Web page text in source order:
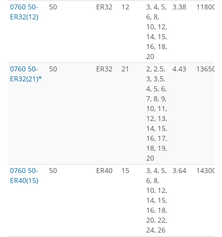
0760 50-
ER32(12)
50 ER32 12
3, 4, 5,
6, 8,
10, 12,
14, 15,
16, 18,
20
3.38 11800
0760 50-
ER32(21)*
50 ER32 21
2, 2.5,
3, 3.5,
4, 5, 6,
7, 8, 9,
10, 11,
12, 13,
14, 15,
16, 17,
18, 19,
20
4.43 13650
0760 50-
ER40(15)
50 ER40 15
3, 4, 5,
6, 8,
10, 12,
14, 15,
16, 18,
20, 22,
24, 26
3.64 14300